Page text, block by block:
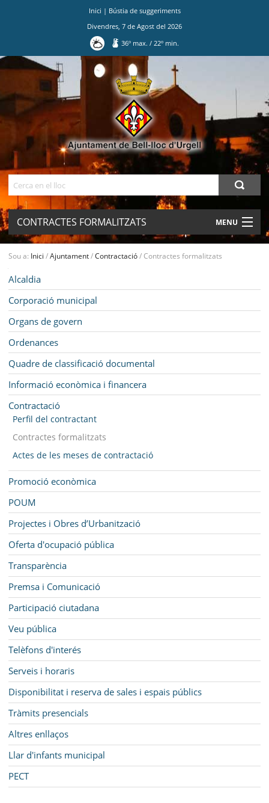
Inici | Bústia de suggeriments
Divendres 7 de Agost del 2026
36º max./ 22º min.
CONTRACTES FORMALITZATS MENU
MUNICIPI
SEU ELECTRÒNICA
BELL-LLOC SOLUCIONA
Sou a: Inici /Ajuntament/Contractació/Contractes formalitzats
Alcaldia
Corporació municipal
Organs de govern
Ordenances
Quadre de classificació documental
Informació econòmica i financera
Contractació
Perfil del contractant
Contractes formalitzats
Actes de les meses de contractació
Promoció econòmica
POUM
Projectes i Obres d’Urbanització
Oferta d'ocupació pública
Transparència
Premsa i Comunicació
Participació ciutadana
Veu pública
Telèfons d'interés
Serveis i horaris
Disponibilitat i reserva de sales i espais públics
Tràmits presencials
Altres enllaços
Llar d'infants municipal
PECT